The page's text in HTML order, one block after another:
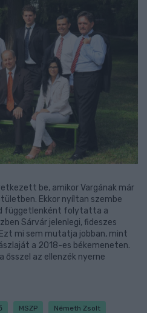
be, amikor Vargának már
Ekkor nyíltan szembe
függetlenként folytatta a
Sárvár jelenlegi, fideszes
mi sem mutatja jobban, mint
a 2018-es békemeneten.
ősszel az ellenzék nyerne
MSZP Németh Zsolt